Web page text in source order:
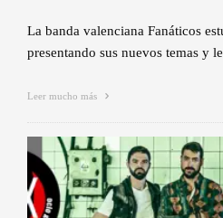
La banda valenciana Fanáticos
presentando sus nuevos temas y
Leer mucho más